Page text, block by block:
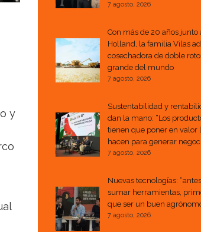
y
7 agosto, 2026
Con más de 20 años junto
Holland, la familia Vilas
cosechadora de doble
grande del mundo
7 agosto, 2026
Sustentabilidad y
dan la mano: “Los
tienen que poner en valor
hacen para generar
7 agosto, 2026
Nuevas tecnologías:
sumar herramientas,
que ser un buen
7 agosto, 2026